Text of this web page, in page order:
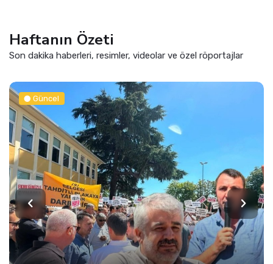
Haftanın Özeti
Son dakika haberleri, resimler, videolar ve özel röportajlar
Güncel